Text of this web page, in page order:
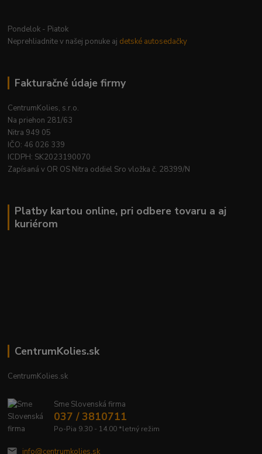
Pondelok - Piatok
Neprehliadnite v našej ponuke aj detské autosedačky
Fakturačné údaje firmy
CentrumKolies, s.r.o.
Na priehon 281/63
Nitra 949 05
IČO: 46 026 339
ICDPH: SK2023190070
Zapísaná v OR OS Nitra oddiel Sro vložka č. 28399/N
Platby kartou online, pri odbere tovaru a aj
kuriérom
CentrumKolies.sk
CentrumKolies.sk
Sme Slovenská firma
037 / 3810711
Po-Pia 9.30 - 14.00 *letný režim
info@centrumkolies.sk